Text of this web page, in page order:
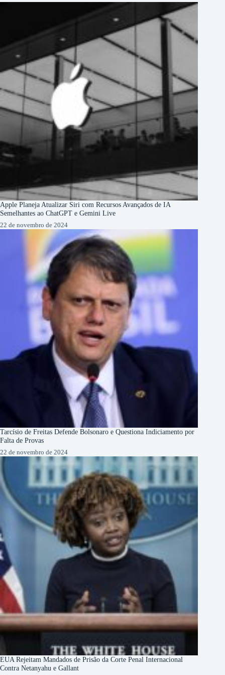
Apple Planeja Atualizar Siri com Recursos Avançados de IA
Semelhantes ao ChatGPT e Gemini Live
22 de novembro de 2024
Tarcísio de Freitas Defende Bolsonaro e Questiona Indiciamento por
Falta de Provas
22 de novembro de 2024
EUA Rejeitam Mandados de Prisão da Corte Penal Internacional
Contra Netanyahu e Gallant